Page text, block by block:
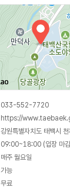
033-552-7720
https://
강원특별자치도 태백시
09:00~18:00 (입장 마
매주 월요일
가능
무료